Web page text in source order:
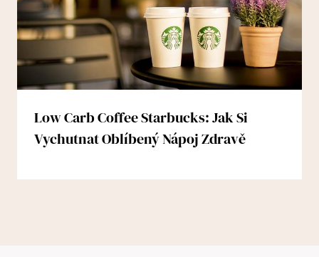
Low Carb Coffee Starbucks: Jak Si
Vychutnat Oblíbený Nápoj Zdravě